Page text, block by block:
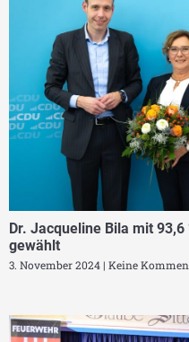
Dr. Jacqueline Bila mit
gewählt
3. November 2024 Keine